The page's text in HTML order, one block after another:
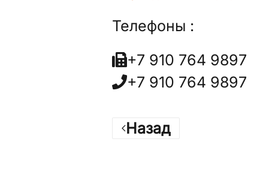
Телефоны :
+7 910 764 9897
+7 910 764 9897
Назад